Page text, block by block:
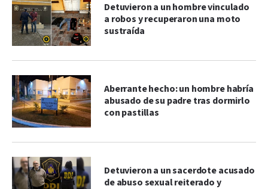
Detuvieron a un hombre vinculado
a robos y recuperaron una moto
sustraída
Aberrante hecho: un hombre habría
abusado de su padre tras dormirlo
con pastillas
Detuvieron a un sacerdote acusado
de abuso sexual reiterado y